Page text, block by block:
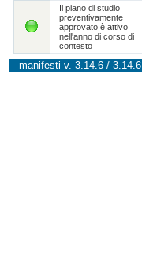
Il piano di studio
preventivamente
approvato è attivo
nell'anno di corso di
contesto
manifesti v. 3.14.6 / 3.14.6